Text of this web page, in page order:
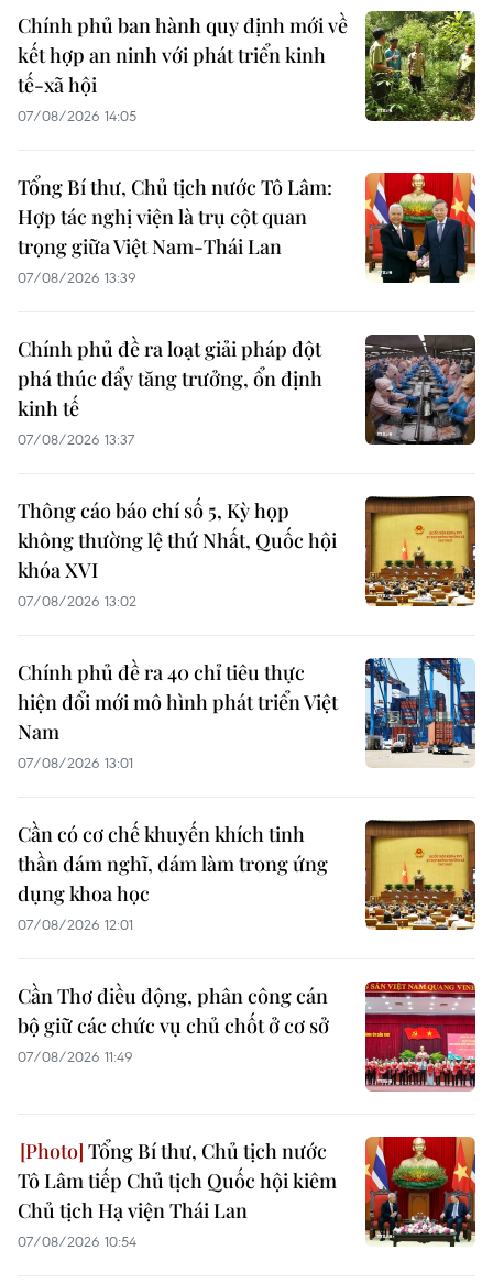
Chính phủ ban hành quy định mới về
kết hợp an ninh với phát triển kinh
tế-xã hội
07/08/2026 14:05
Tổng Bí thư, Chủ tịch nước Tô Lâm:
Hợp tác nghị viện là trụ cột quan
trọng giữa Việt Nam-Thái Lan
07/08/2026 13:39
Chính phủ đề ra loạt giải pháp đột
phá thúc đẩy tăng trưởng, ổn định
kinh tế
07/08/2026 13:37
Thông cáo báo chí số 5, Kỳ họp
không thường lệ thứ Nhất, Quốc hội
khóa XVI
07/08/2026 13:02
Chính phủ đề ra 40 chỉ tiêu thực
hiện đổi mới mô hình phát triển Việt
Nam
07/08/2026 13:01
Cần có cơ chế khuyến khích tinh
thần dám nghĩ, dám làm trong ứng
dụng khoa học
07/08/2026 12:01
Cần Thơ điều động, phân công cán
bộ giữ các chức vụ chủ chốt ở cơ sở
07/08/2026 11:49
Tổng Bí thư, Chủ tịch nước
Tô Lâm tiếp Chủ tịch Quốc hội kiêm
Chủ tịch Hạ viện Thái Lan
07/08/2026 10:54